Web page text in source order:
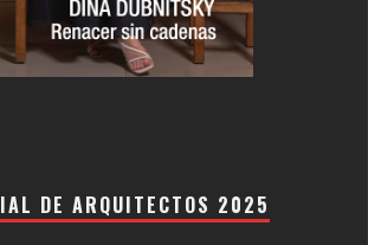
DE ARQUITECTOS 2025